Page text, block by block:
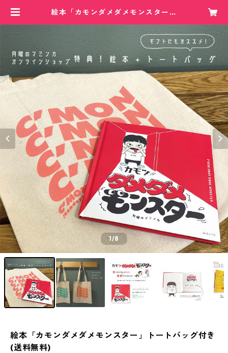
絵本「カモンダメダメモンスター」
のマミンカ オフィシャルサイト
1/8
絵本「カモンダメダメモンスター」トートバッグ付き
(送料無料)